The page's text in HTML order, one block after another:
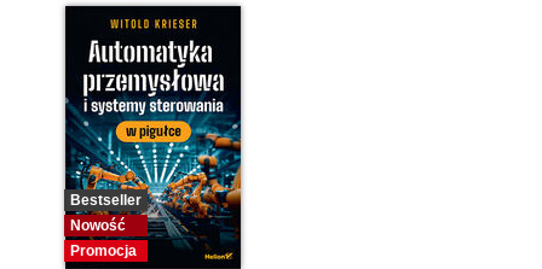
Bestseller
Nowość
Promocja